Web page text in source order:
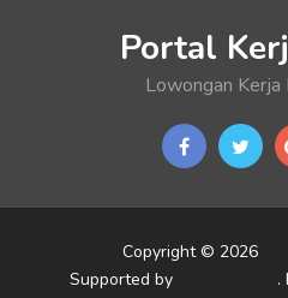
Portal
Lowongan
Copyright © 2026
Supported by
.